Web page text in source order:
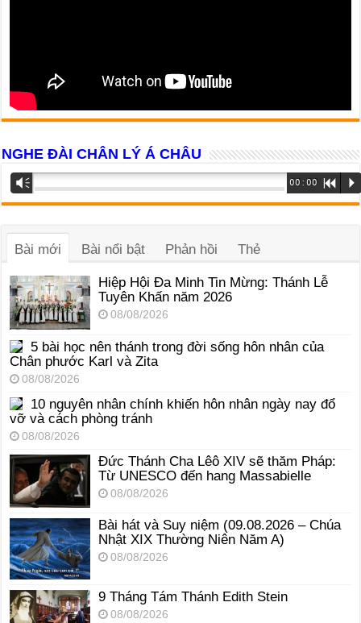
NGHE ĐÀI CHÂN LÝ Á CHÂU
Trình
phát
âm
Vm 00:00 R P
Bài mới Bài nổi bật Phản hồi Thẻ
Hiệp Hội Đa Minh Tin Mừng: Thánh Lễ
Tuyên Khấn năm 2026
08/08/2026
5 bài học nên thánh trong đời sống hôn nhân của
Chân phước Karl và Zita
08/08/2026
10 nguyên nhân chính khiến hôn nhân ngày nay đổ
vỡ và cách phòng tránh
08/08/2026
Đức Thánh Cha Lêô XIV sẽ thăm Pháp:
Từ UNESCO đến hang Massabielle
08/08/2026
Bài hát và Suy niệm (09.08.2026 – Chúa
Nhật XIX Thường Niên Năm A)
08/08/2026
9 Tháng Tám Thánh Edith Stein
08/08/2026